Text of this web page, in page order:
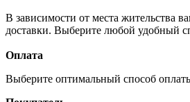
В зависимости от места жительства
доставки. Выберите любой удобный
Оплата
Выберите оптимальный способ